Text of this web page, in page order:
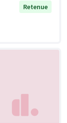
Retenue